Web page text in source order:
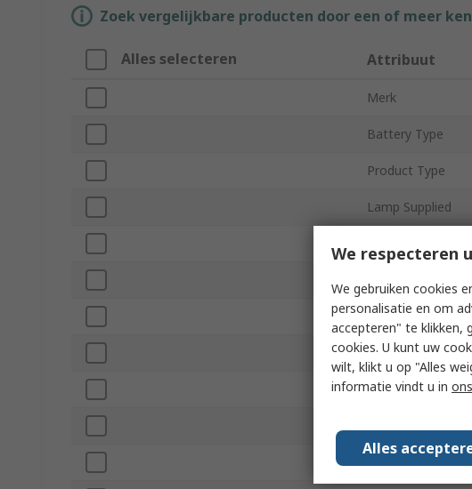
Zoek vergelijkbare producten door een of meer
Alles selecteren Attribuut
Merk
Battery Type
Product Type
Lamp Supplied
Light Style
Voltage
Rechargeable
Housing Material
Number of
We respecteren
We gebruiken cookies
personalisatie en om
accepteren" te klikken,
cookies. U kunt uw
wilt, klikt u op "Alles
informatie vindt u in
Alles